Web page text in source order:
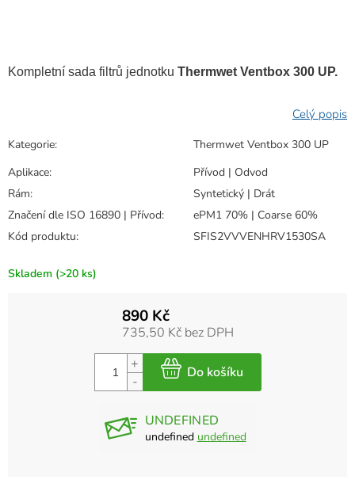
Skladem (>20 ks)
Kompletní sada filtrů jednotku Thermwet Ventbox 300 UP.
Kategorie:
Thermwet Ventbox 300 UP
Aplikace:
Přívod | Odvod
Rám:
Syntetický | Drát
Značení dle ISO 16890 | Přívod:
ePM1 70% | Coarse 60%
Kód produktu: SFIS2VVVENHRV1530SA
890 Kč
735,50 Kč bez DPH
UNDEFINED
undefined undefined